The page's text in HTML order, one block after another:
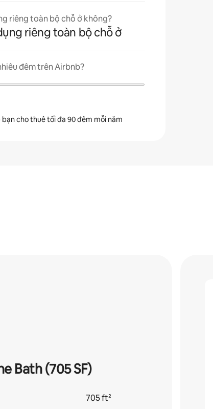
riêng toàn bộ chỗ ở không?
riêng toàn bộ chỗ ở
đêm trên Airbnb?
bạn cho thuê tối đa 90 đêm mỗi năm
Bath (705 SF)
705 ft²